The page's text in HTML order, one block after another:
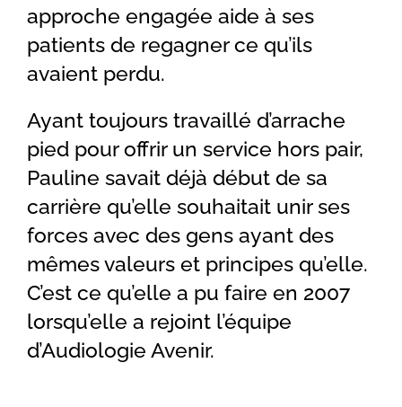
approche engagée aide à ses
patients de regagner ce qu’ils
avaient perdu.
Ayant toujours travaillé d’arrache
pied pour offrir un service hors pair,
Pauline savait déjà début de sa
carrière qu’elle souhaitait unir ses
forces avec des gens ayant des
mêmes valeurs et principes qu’elle.
C’est ce qu’elle a pu faire en 2007
lorsqu’elle a rejoint l’équipe
d’Audiologie Avenir.